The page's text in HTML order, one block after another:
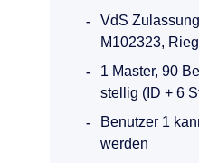
VdS
M102323,
1 Master, 90
stellig (ID + 6
Benutzer 1
werden